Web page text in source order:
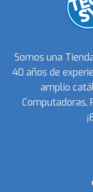
Somos una
40 años de
amplio
Computadoras,